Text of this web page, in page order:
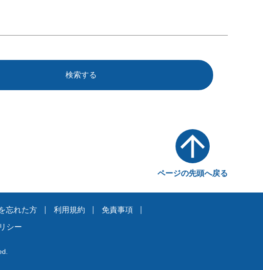
検索する
ページの先頭へ戻る
忘れた方 利用規約 免責事項
シー